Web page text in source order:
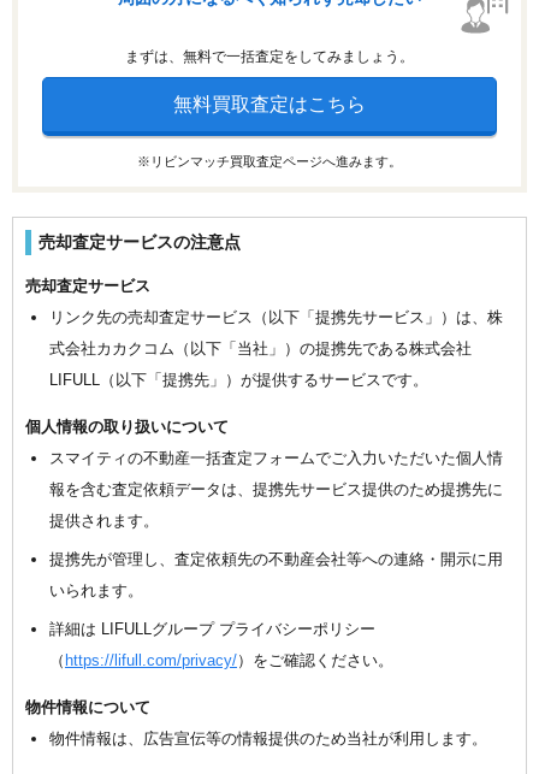
まずは、無料で一括査定をしてみましょう。
無料買取査定はこちら
※リビンマッチ買取査定ページへ進みます。
売却査定サービスの注意点
売却査定サービス
リンク先の売却査定サービス（以下「提携先サービス」）は、株
式会社カカクコム（以下「当社」）の提携先である株式会社
LIFULL（以下「提携先」）が提供するサービスです。
個人情報の取り扱いについて
スマイティの不動産一括査定フォームでご入力いただいた個人情
報を含む査定依頼データは、提携先サービス提供のため提携先に
提供されます。
提携先が管理し、査定依頼先の不動産会社等への連絡・開示に用
いられます。
詳細は LIFULLグループ プライバシーポリシー
（ https://lifull.com/privacy/）をご確認ください。
物件情報について
物件情報は、広告宣伝等の情報提供のため当社が利用します。